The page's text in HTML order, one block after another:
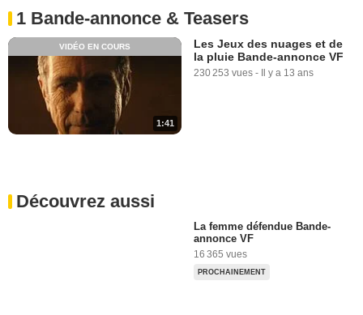
1 Bande-annonce & Teasers
1:41
VIDÉO EN COURS
Les Jeux des nuages et de
la pluie Bande-annonce VF
230 253 vues - Il y a 13 ans
Découvrez aussi
La femme défendue Bande-
annonce VF
16 365 vues
PROCHAINEMENT